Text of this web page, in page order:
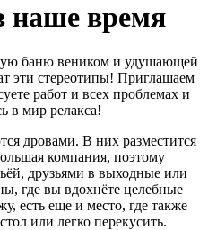
наше время
баню веником и удушающей
эти стереотипы! Приглашаем
работ и всех проблемах и
в мир релакса!
дровами. В них разместится
компания, поэтому
друзьями в выходные или
где вы вдохнёте целебные
есть еще и место, где также
или легко перекусить.